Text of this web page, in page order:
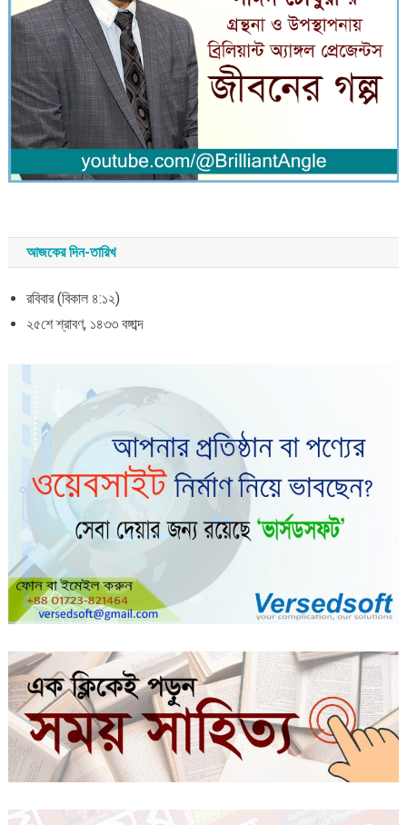
আজকের দিন-তারিখ
রবিবার (বিকাল ৪:১২)
২৫শে শ্রাবণ, ১৪৩৩ বঙ্গাব্দ